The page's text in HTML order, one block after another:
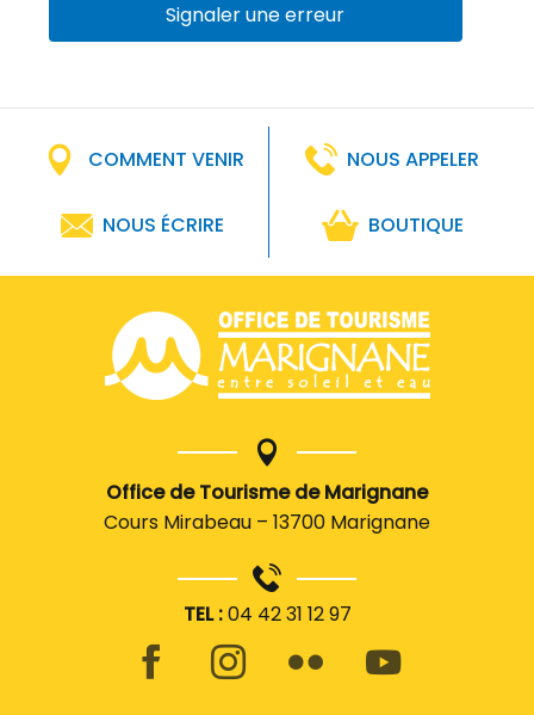
Signaler une erreur
COMMENT VENIR NOUS APPELER
NOUS ÉCRIRE BOUTIQUE
Office de Tourisme de Marignane
Cours Mirabeau – 13700 Marignane
TEL :04 42 31 12 97